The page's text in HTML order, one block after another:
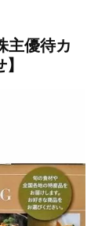
主優待カ